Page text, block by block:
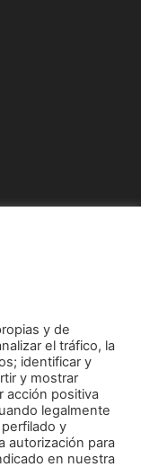
medio, sin autorización
y de
el tráfico, la
identificar y
y mostrar
acción positiva
legalmente
y
autorización para
en nuestra